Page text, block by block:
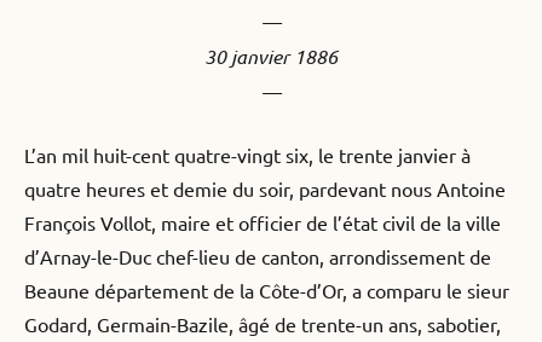
—
30 janvier 1886
—
L’an mil huit-cent quatre-vingt six, le trente janvier à
quatre heures et demie du soir, pardevant nous Antoine
François Vollot, maire et officier de l’état civil de la ville
d’Arnay-le-Duc chef-lieu de canton, arrondissement de
Beaune département de la Côte-d’Or, a comparu le sieur
Godard, Germain-Bazile, âgé de trente-un ans, sabotier,